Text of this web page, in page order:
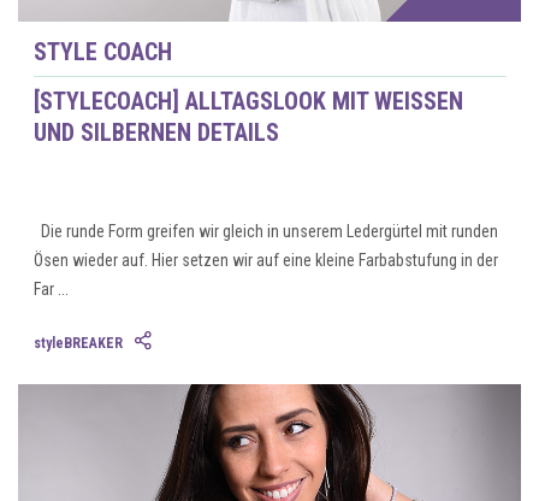
STYLE COACH
[STYLECOACH] ALLTAGSLOOK MIT WEISSEN U
ND SILBERNEN DETAILS
Die runde Form greifen wir gleich in unserem Ledergürtel mit runden
Ösen wieder auf. Hier setzen wir auf eine kleine Farbabstufung in der
Far ...
styleBREAKER